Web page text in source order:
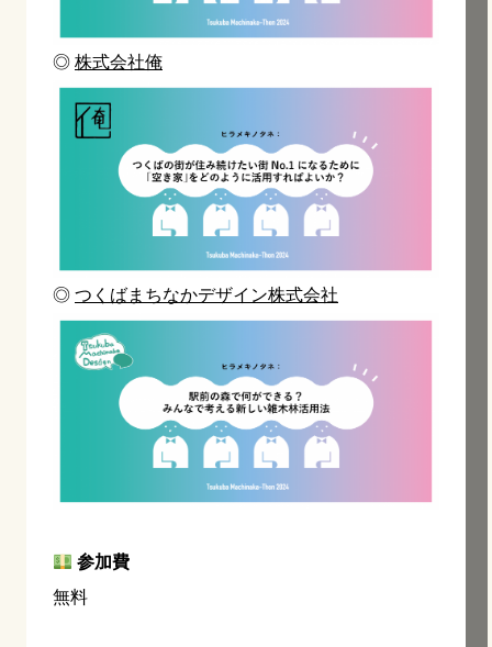
◎ 株式会社俺
◎ つくばまちなかデザイン株式会社
参加費
無料